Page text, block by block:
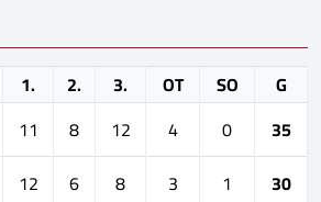
1. 2. 3. OT SO
G
11 8 12 4 0
35
12 6 8 3 1 30